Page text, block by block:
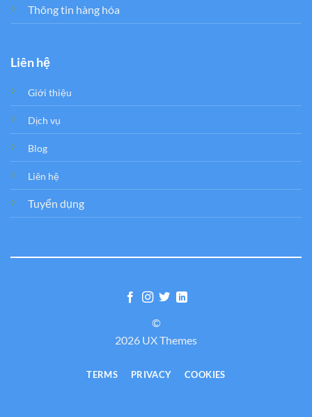
Thông tin hàng hóa
Liên hệ
Giới thiệu
Dịch vụ
Blog
Liên hệ
Tuyển dụng
©
2026 UX Themes
TERMS PRIVACY COOKIES